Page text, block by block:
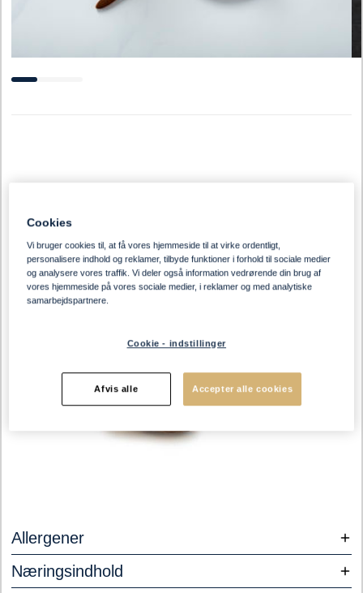
Allergener
Næringsindhold
Cookies
Vi bruger cookies til, at få vores hjemmeside til at virke ordentligt,
personalisere indhold og reklamer, tilbyde funktioner i forhold til sociale medier
og analysere vores traffik. Vi deler også information vedrørende din brug af
vores hjemmeside på vores sociale medier, i reklamer og med analytiske
samarbejdspartnere.
Cookie - indstillinger
Afvis alle Accepter alle cookies